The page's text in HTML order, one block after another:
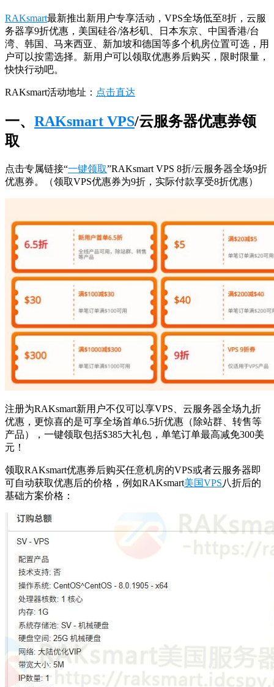
RAKsmart最新推出新用户专享活动，VPS全场低至8折，云服
务器享9折优惠，美国硅谷/洛杉矶、日本东京、中国香港/台
湾、韩国、马来西亚、新加坡和德国等多个机房位置可选，用
户可以按需选择。新用户可以领取优惠券后购买，限时限量，
快快行动吧。
RAKsmart活动地址： 点击直达
一、 RAKsmart VPS/云服务器优惠券领
取
点击专属链接“一键领取”RAKsmart VPS 8折/云服务器全场9折
优惠券。（领取VPS优惠券为9折，实际付款享受8折优惠）
注册为RAKsmart新用户不仅可以享VPS、云服务器全场九折
优惠，更惊喜的是可享全场首单6.5折优惠（除站群、转售等
产品），一键领取包括$385大礼包，单笔订单最高减免300美
元！
领取RAKsmart优惠券后购买任意机房的VPS或者云服务器即
可自动获取优惠后的价格，例如RAKsmart美国VPS八折后的
基础方案价格：